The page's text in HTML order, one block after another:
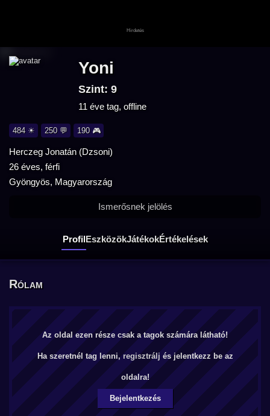
Yoni
Szint: 9
11 éve tag, offline
484 ☀ 250 💬 190 🎮
Herczeg Jonatán (Dzsoni)
26 éves, férfi
Gyöngyös, Magyarország
ProfilEszközökJátékokÉrtékelések
Ismerősnek jelölés
Rólam
Az oldal ezen része csak a tagok számára látható!
Ha szeretnél tag lenni, regisztrálj és jelentkezz be az
oldalra!
Bejelentkezés